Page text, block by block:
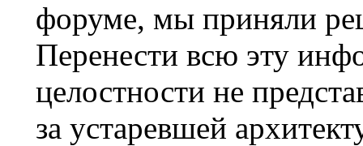
форуме, мы приняли
Перенести всю эту
целостности не
за устаревшей